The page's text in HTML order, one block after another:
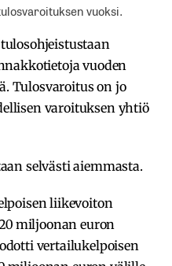
vuoksi.
vuoden
Tulosvaroitus on jo
varoituksen yhtiö
selvästi aiemmasta.
liikevoiton
miljoonan euron
vertailukelpoisen